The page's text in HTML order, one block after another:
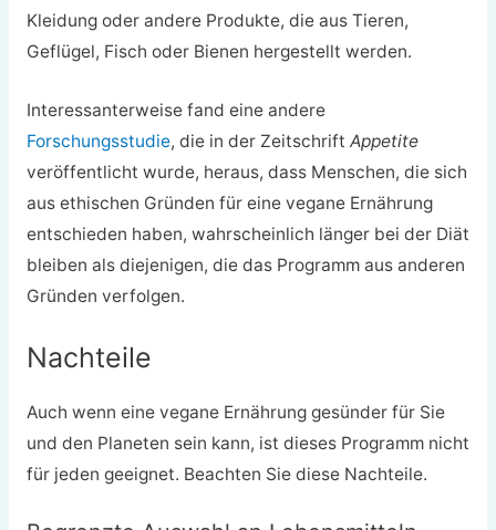
Kleidung oder andere Produkte, die aus Tieren,
Geflügel, Fisch oder Bienen hergestellt werden.
Interessanterweise fand eine andere
Forschungsstudie, die in der Zeitschrift Appetite
veröffentlicht wurde, heraus, dass Menschen, die sich
aus ethischen Gründen für eine vegane Ernährung
entschieden haben, wahrscheinlich länger bei der Diät
bleiben als diejenigen, die das Programm aus anderen
Gründen verfolgen.
Nachteile
Auch wenn eine vegane Ernährung gesünder für Sie
und den Planeten sein kann, ist dieses Programm nicht
für jeden geeignet. Beachten Sie diese Nachteile.